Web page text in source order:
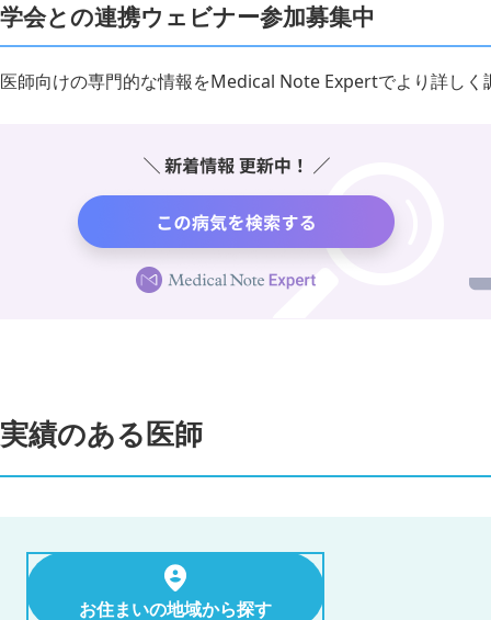
学会との連携ウェビナー参加募集中
医師向けの専門的な情報をMedical Note Expertでより詳しく
実績のある医師
お住まいの地域から探す